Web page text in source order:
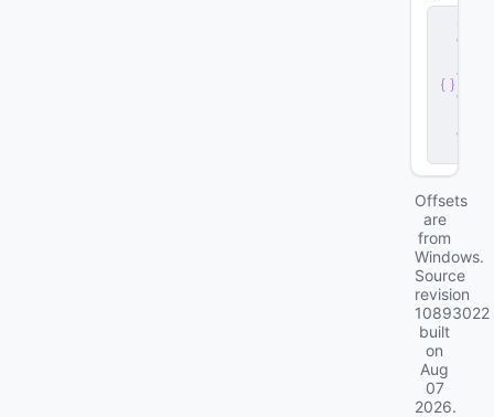
e
v
e
d
Offsets
are
from
Windows.
Source
revision
10893022
built
on
Aug
07
2026.